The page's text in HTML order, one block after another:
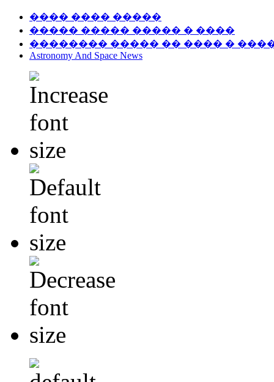
���� ���� �����
����� ����� ����� � ����
�������� ����� �� ���� �
Astronomy And Space News